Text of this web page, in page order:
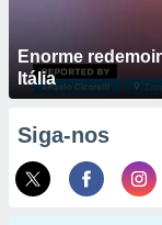
Enorme
Itália
Siga-nos